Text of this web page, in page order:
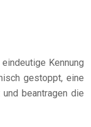
Kennung
gestoppt, eine
beantragen die